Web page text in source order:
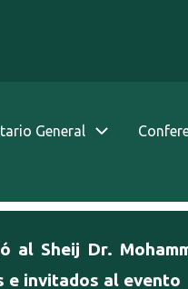
General
al Sheij Dr.
e invitados al evento